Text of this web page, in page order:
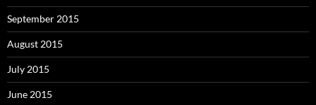
September 2015
August 2015
July 2015
June 2015